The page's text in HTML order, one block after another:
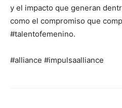
y el impacto que generan
como el compromiso que
#talentofemenino.
#alliance #impulsaalliance